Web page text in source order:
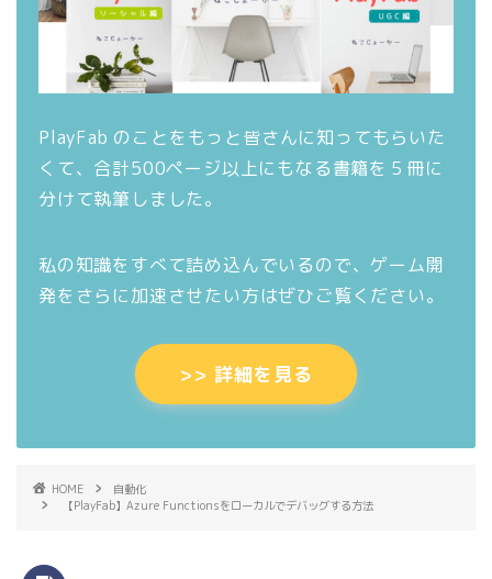
PlayFab のことをもっと皆さんに知ってもらいた
くて、合計500ページ以上にもなる書籍を５冊に
分けて執筆しました。
私の知識をすべて詰め込んでいるので、ゲーム開
発をさらに加速させたい方はぜひご覧ください。
>> 詳細を見る
HOME
自動化
【PlayFab】Azure Functionsをローカルでデバッグする方法